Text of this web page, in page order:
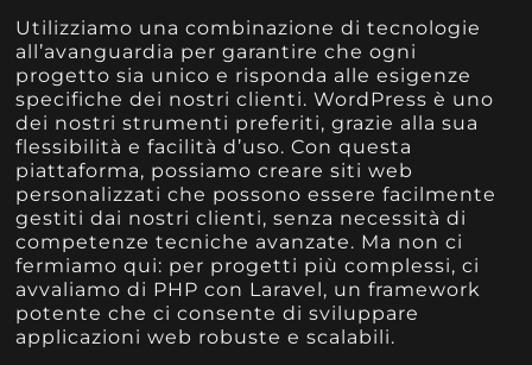
Utilizziamo una combinazione di tecnologie
all’avanguardia per garantire che ogni
progetto sia unico e risponda alle esigenze
specifiche dei nostri clienti. WordPress è uno
dei nostri strumenti preferiti, grazie alla sua
flessibilità e facilità d’uso. Con questa
piattaforma, possiamo creare siti web
personalizzati che possono essere facilmente
gestiti dai nostri clienti, senza necessità di
competenze tecniche avanzate. Ma non ci
fermiamo qui: per progetti più complessi, ci
avvaliamo di PHP con Laravel, un framework
potente che ci consente di sviluppare
applicazioni web robuste e scalabili.